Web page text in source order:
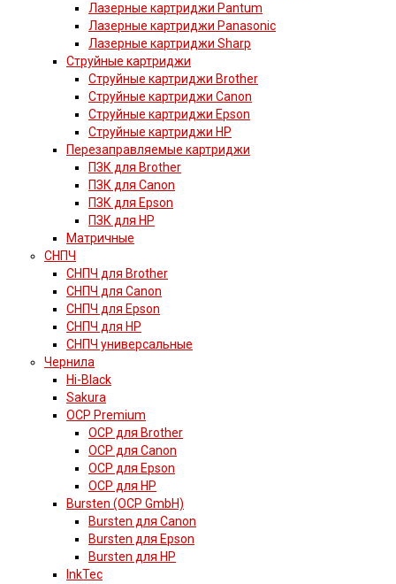
Лазерные картриджи Pantum
Лазерные картриджи Panasonic
Лазерные картриджи Sharp
Струйные картриджи
Струйные картриджи Brother
Струйные картриджи Canon
Струйные картриджи Epson
Струйные картриджи HP
Перезаправляемые картриджи
ПЗК для Brother
ПЗК для Canon
ПЗК для Epson
ПЗК для HP
Матричные
СНПЧ
СНПЧ для Brother
СНПЧ для Canon
СНПЧ для Epson
СНПЧ для HP
СНПЧ универсальные
Чернила
Hi-Black
Sakura
OCP Premium
OCP для Brother
OCP для Canon
OCP для Epson
OCP для HP
Bursten (OCP GmbH)
Bursten для Canon
Bursten для Epson
Bursten для HP
InkTec